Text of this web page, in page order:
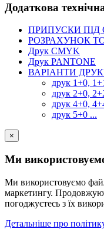
Додаткова
ПРИПУСКИ ПІД
РОЗРАХУНОК
Друк CMYK
Друк PANTONE
ВАРІАНТИ
друк 1+0,
друк 2+0,
друк 4+0,
друк 5+0 ...
×
Ми
Ми використовуємо
маркетингу.
погоджуєтесь з їх
Детальніше про